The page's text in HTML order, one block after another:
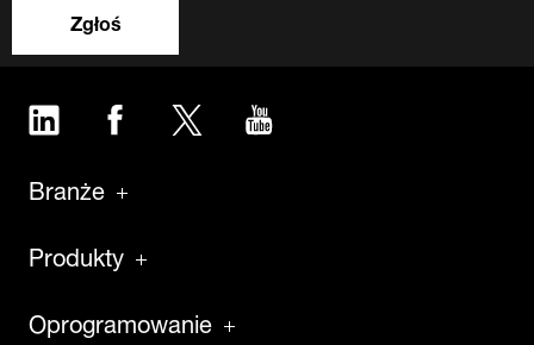
Zgłoś
LinkedIn Facebook Twitter
Branże
Produkty
Oprogramowanie